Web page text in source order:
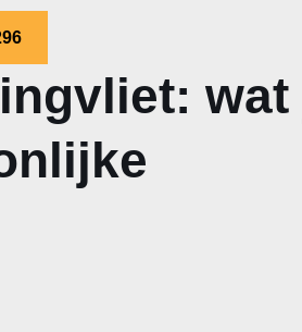
wat